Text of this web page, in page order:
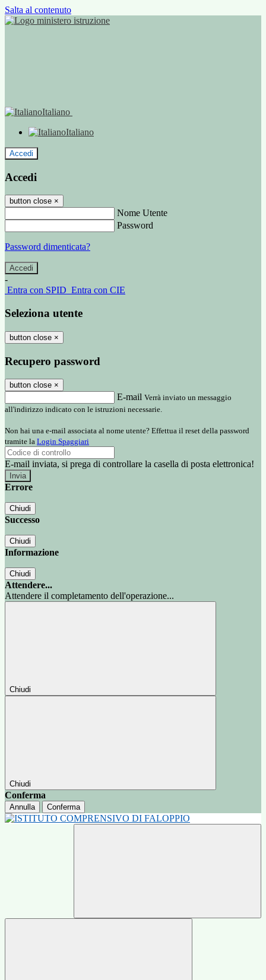
Salta al contenuto
Italiano
Italiano
Accedi
Accedi
button close ×
Nome Utente
Password
Password dimenticata?
-
Entra con SPID Entra con CIE
Seleziona utente
button close ×
Recupero password
button close ×
E-mail Verrà inviato un messaggio
all'indirizzo indicato con le istruzioni necessarie.
Non hai una e-mail associata al nome utente? Effettua il reset della password
tramite la Login Spaggiari
E-mail inviata, si prega di controllare la casella di posta elettronica!
Errore
Chiudi
Successo
Chiudi
Informazione
Chiudi
Attendere...
Attendere il completamento dell'operazione...
Chiudi
Chiudi
Conferma
Annulla Conferma